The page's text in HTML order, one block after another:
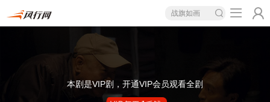
战旗如画
本剧是VIP剧，开通VIP会员观看全剧